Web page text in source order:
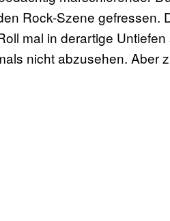
Rock-Szene gefressen.
mal in derartige
nicht abzusehen. Aber